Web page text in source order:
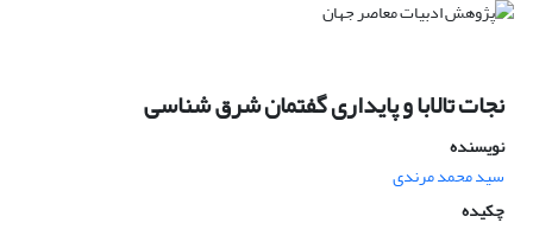
نجات تالابا و پایداری گفتمان شرق شناسی
نویسنده
سید محمد مرندی
چکیده